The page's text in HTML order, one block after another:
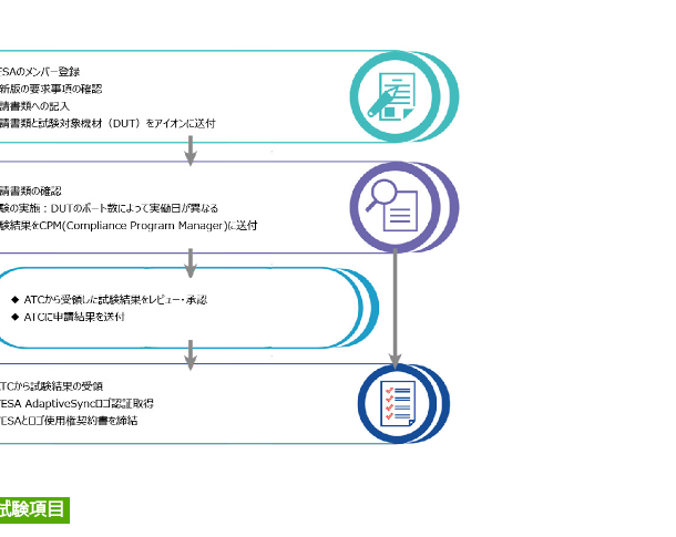
験項目